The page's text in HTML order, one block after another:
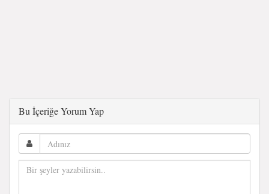
Bu İçeriğe Yorum Yap